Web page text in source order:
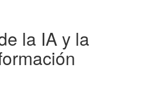
la IA y la